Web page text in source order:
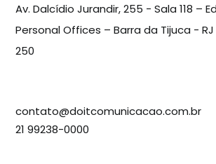
Av. Dalcídio Jurandir, 255 - Sala 118 –
Personal Offices – Barra da Tijuca - RJ
250
contato@doitcomunicacao.com.br
21 99238-0000